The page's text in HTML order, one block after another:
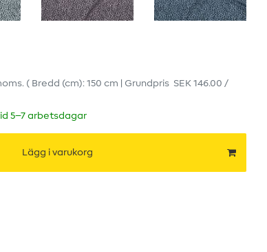
( Bredd (cm): 150 cm | Grundpris SEK 146.00 /
5–7 arbetsdagar
Lägg i varukorg